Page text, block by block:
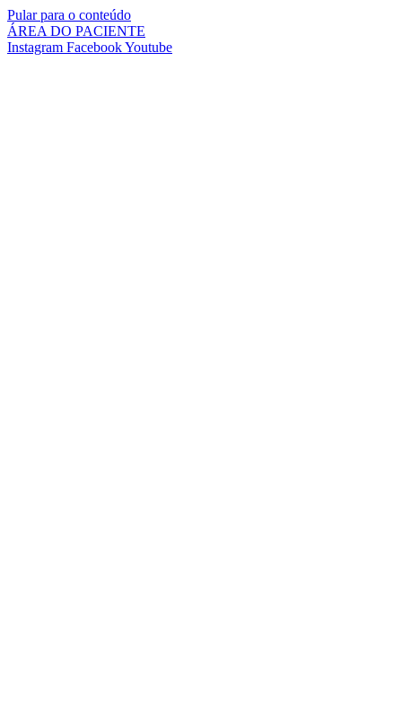
Pular para o conteúdo
ÁREA DO PACIENTE
Instagram FacebookYoutube